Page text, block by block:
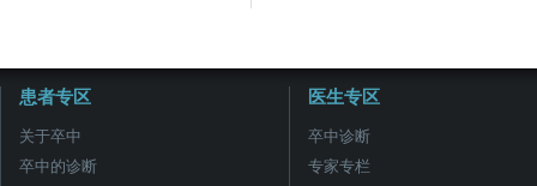
患者专区
关于卒中
卒中的诊断
医生专区
卒中诊断
专家专栏